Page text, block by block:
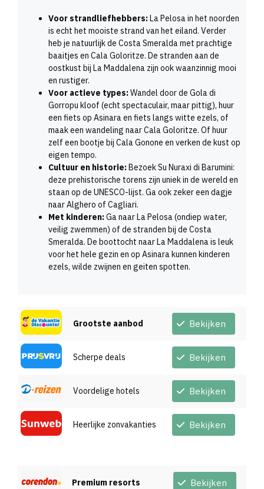
Voor strandliefhebbers:La Pelosa in het noorden
is echt het mooiste strand van het eiland. Verder
heb je natuurlijk de Costa Smeralda met prachtige
baaitjes en Cala Goloritze. De stranden aan de
oostkust bij La Maddalena zijn ook waanzinnig mooi
en rustiger.
Voor actieve types:Wandel door de Gola di
Gorropu kloof (echt spectaculair, maar pittig), huur
een fiets op Asinara en fiets langs witte ezels, of
maak een wandeling naar Cala Goloritze. Of huur
zelf een bootje bij Cala Gonone en verken de kust op
eigen tempo.
Cultuur en historie:Bezoek Su Nuraxi di Barumini:
deze prehistorische torens zijn uniek in de wereld en
staan op de UNESCO-lijst. Ga ook zeker een dagje
naar Alghero of Cagliari.
Met kinderen:Ga naar La Pelosa (ondiep water,
veilig zwemmen) of de stranden bij de Costa
Smeralda. De boottocht naar La Maddalena is leuk
voor het hele gezin en op Asinara kunnen kinderen
ezels, wilde zwijnen en geiten spotten.
Grootste aanbod Bekijken
Scherpe deals Bekijken
Voordelige hotels Bekijken
Heerlijke zonvakanties Bekijken
Premium resorts Bekijken